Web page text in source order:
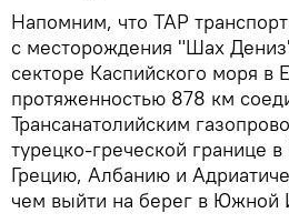
Напомним, что TAP
с месторождения "Шах
секторе Каспийского моря в
протяженностью 878 км
Трансанатолийским
турецко-греческой границе
Грецию, Албанию и
чем выйти на берег в Южной